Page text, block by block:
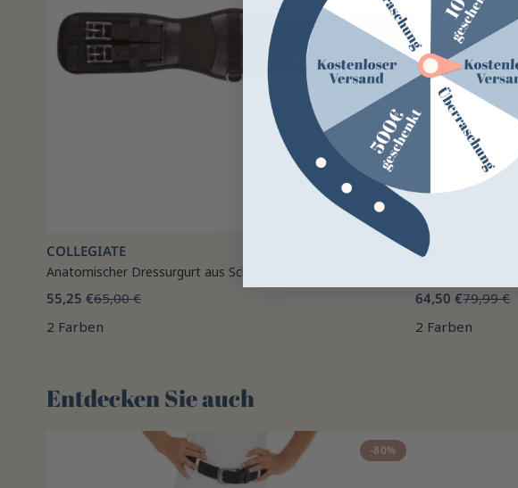
COLLEGIATE
Anatomischer Dressurgurt aus Schaumstoff Collegiate
55,25 €65,00 €
2 Farben
WINTEC
64,50 €79,99 €
2 Farben
Entdecken Sie auch 🌻
-80%